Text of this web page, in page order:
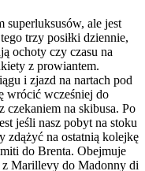
superluksusów, ale jest
trzy posiłki dziennie,
ochoty czy czasu na
z prowiantem.
i zjazd na nartach pod
wrócić wcześniej do
czekaniem na skibusa. Po
jeśli nasz pobyt na stoku
zdążyć na ostatnią kolejkę
do Brenta. Obejmuje
Marillevy do Madonny di